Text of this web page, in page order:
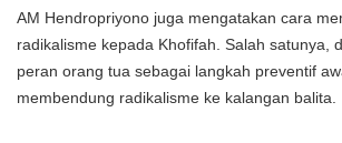
AM Hendropriyono juga mengatakan cara
radikalisme kepada Khofifah. Salah satunya,
peran orang tua sebagai langkah preventif
membendung radikalisme ke kalangan balita.